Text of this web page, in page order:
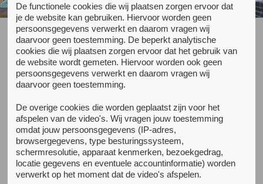
Terug naar het kenniscentrum
Behandeluitkomsten en
Invloedsfactoren in de
Jeugd-GGZ
Achtergrond
Op dit moment is er weinig bekend over de kenmerken van
kinderen en jongeren die zorg ontvangen in de kinder- en
De functionele cookies die wij plaatsen zorgen ervoor dat
je de website kan gebruiken. Hiervoor worden geen
persoonsgegevens verwerkt en daarom vragen wij
daarvoor geen toestemming. De beperkt analytische
cookies die wij plaatsen zorgen ervoor dat het gebruik van
de website wordt gemeten. Hiervoor worden ook geen
persoonsgegevens verwerkt en daarom vragen wij
daarvoor geen toestemming.
De overige cookies die worden geplaatst zijn voor het
afspelen van de video's. Wij vragen jouw toestemming
omdat jouw persoonsgegevens (IP-adres,
browsergegevens, type besturingssysteem,
schermresolutie, apparaat kenmerken, bezoekgedrag,
locatie gegevens en eventuele accountinformatie) worden
verwerkt op het moment dat de video's afspelen.